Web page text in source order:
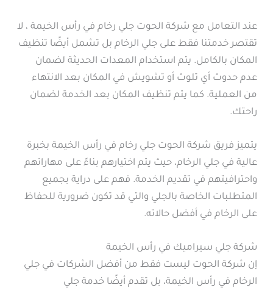
عند التعامل مع شركة الحوت جلي رخام في رأس الخيمة ، لا
تقتصر خدمتنا فقط على جلي الرخام بل تشمل أيضًا تنظيف
المكان بالكامل. يتم استخدام المعدات الحديثة لضمان
عدم حدوث أي تلوث أو تشويش في المكان بعد الانتهاء
من العملية. كما يتم تنظيف المكان بعد الخدمة لضمان
راحتك.
يتميز فريق شركة الحوت جلي رخام في رأس الخيمة بخبرة
عالية في جلي الرخام، حيث يتم اختيارهم بناءً على مهاراتهم
واحترافيتهم في تقديم الخدمة. فهم على دراية بجميع
المتطلبات الخاصة بالجلي والتي قد تكون ضرورية للحفاظ
على الرخام في أفضل حالاته.
شركة جلي سيراميك في رأس الخيمة
إن شركة الحوت ليست فقط من أفضل الشركات في جلي
الرخام في رأس الخيمة، بل تقدم أيضًا خدمة جلي